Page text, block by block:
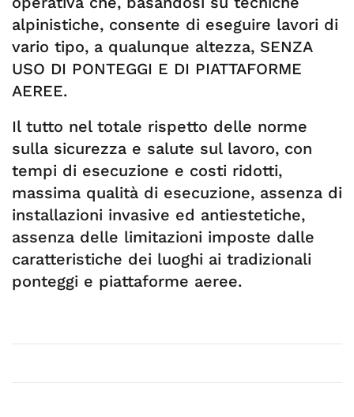
alpinistiche, consente di eseguire lavori di
vario tipo, a qualunque altezza, SENZA
USO DI PONTEGGI E DI PIATTAFORME
AEREE.
Il tutto nel totale rispetto delle norme
sulla sicurezza e salute sul lavoro, con
tempi di esecuzione e costi ridotti,
massima qualità di esecuzione, assenza di
installazioni invasive ed antiestetiche,
assenza delle limitazioni imposte dalle
caratteristiche dei luoghi ai tradizionali
ponteggi e piattaforme aeree.